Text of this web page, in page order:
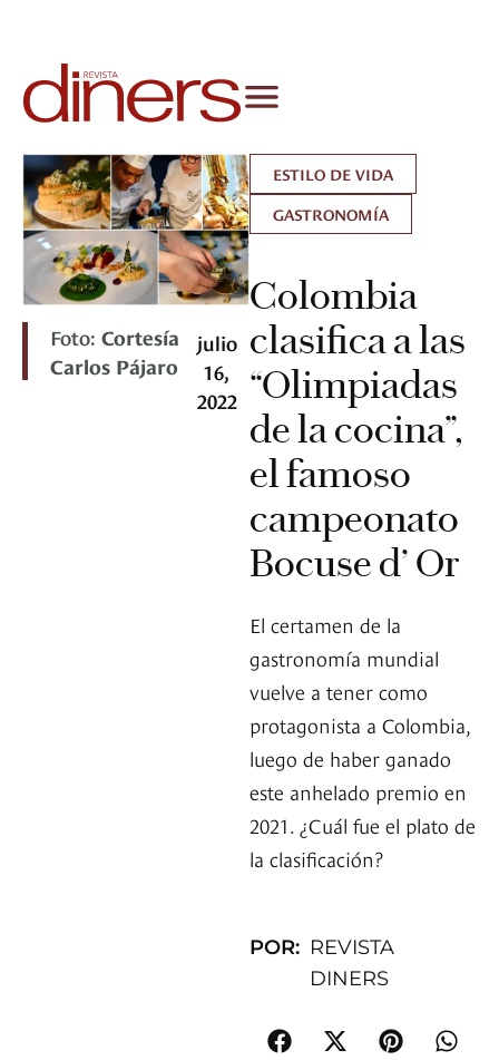
Foto: Cortesía
Carlos Pájaro
julio
16,
2022
ESTILO DE VIDA
GASTRONOMÍA
Colombia
clasifica a las
“Olimpiadas
de la cocina”,
el famoso
campeonato
Bocuse d’ Or
El certamen de la
gastronomía mundial
vuelve a tener como
protagonista a Colombia,
luego de haber ganado
este anhelado premio en
2021. ¿Cuál fue el plato de
la clasificación?
POR: REVISTA
DINERS